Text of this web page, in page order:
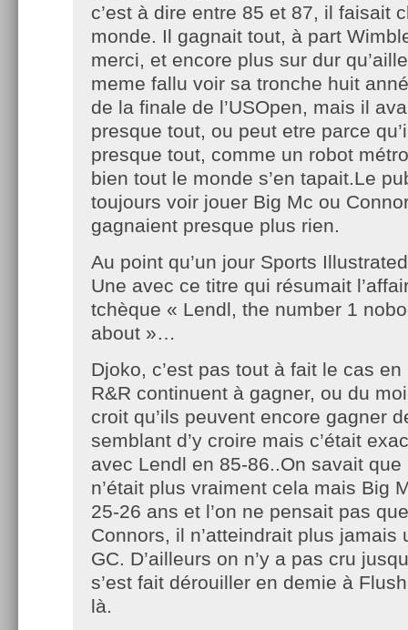
c’est à dire entre 85 et 87, il faisait
monde. Il gagnait tout, à part
merci, et encore plus sur dur
meme fallu voir sa tronche huit
de la finale de l’USOpen, mais il
presque tout, ou peut etre parce
presque tout, comme un robot
bien tout le monde s’en tapait.Le
toujours voir jouer Big Mc ou
gagnaient presque plus rien.
Au point qu’un jour Sports
Une avec ce titre qui résumait
tchèque « Lendl, the number 1
about »…
Djoko, c’est pas tout à fait le cas
R&R continuent à gagner, ou du
croit qu’ils peuvent encore gagner
semblant d’y croire mais c’était
avec Lendl en 85-86..On savait que
n’était plus vraiment cela mais Big
25-26 ans et l’on ne pensait pas
Connors, il n’atteindrait plus jamais
GC. D’ailleurs on n’y a pas cru
s’est fait dérouiller en demie à
là.